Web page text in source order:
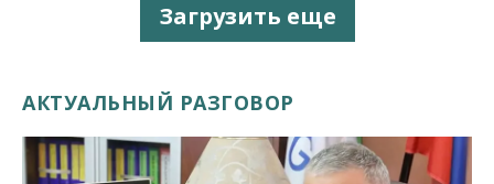
Загрузить еще
АКТУАЛЬНЫЙ РАЗГОВОР